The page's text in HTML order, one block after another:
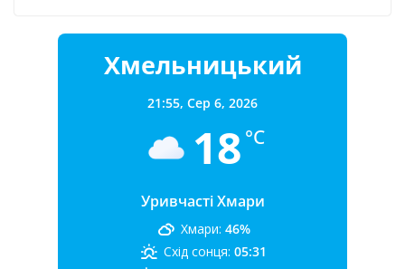
Хмельницький
21:55, Сер 6, 2026
18 °C
Уривчасті Хмари
Хмари: 46%
Схід сонця: 05:31